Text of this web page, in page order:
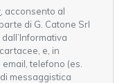
, acconsento al
di G. Catone Srl
e, in
telefono (es.
messaggistica